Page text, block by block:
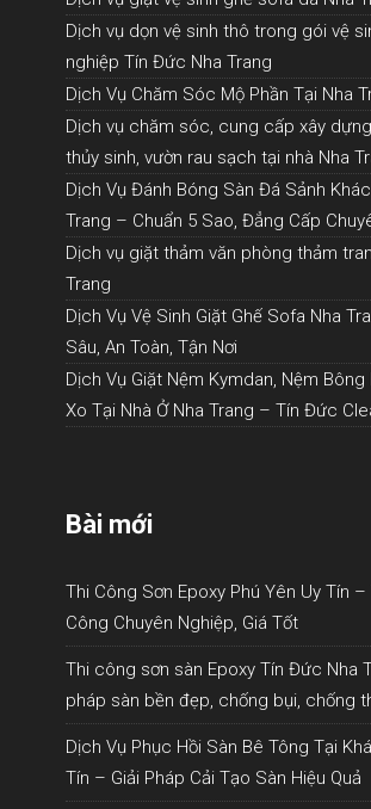
Dịch vụ dọn vệ sinh thô trong gói vệ
nghiệp Tín Đức Nha Trang
Dịch Vụ Chăm Sóc Mộ Phần Tại Nha
Dịch vụ chăm sóc, cung cấp xây
thủy sinh, vườn rau sạch tại nhà Nha
Dịch Vụ Đánh Bóng Sàn Đá Sảnh
Trang – Chuẩn 5 Sao, Đẳng Cấp
Dịch vụ giặt thảm văn phòng thảm
Trang
Dịch Vụ Vệ Sinh Giặt Ghế Sofa Nha
Sâu, An Toàn, Tận Nơi
Dịch Vụ Giặt Nệm Kymdan, Nệm Bông
Xo Tại Nhà Ở Nha Trang – Tín Đức
Bài mới
Thi Công Sơn Epoxy Phú Yên Uy Tín
Công Chuyên Nghiệp, Giá Tốt
Thi công sơn sàn Epoxy Tín Đức Nha
pháp sàn bền đẹp, chống bụi, chống
Dịch Vụ Phục Hồi Sàn Bê Tông Tại
Tín – Giải Pháp Cải Tạo Sàn Hiệu Quả